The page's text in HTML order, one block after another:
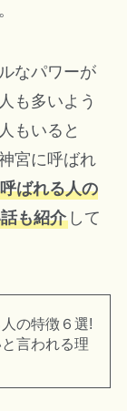
なパワーが
も多いよう
もいると
宮に呼ばれ
ばれる人の
も紹介して
の特徴６選!
言われる理